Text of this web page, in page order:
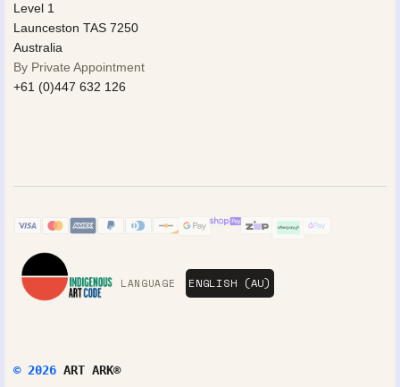
Level 1
Launceston TAS 7250
Australia
By Private Appointment
+61 (0)447 632 126
LANGUAGE
© 2026 ART ARK®